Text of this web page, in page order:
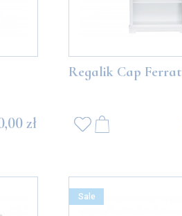
zł
Regalik Cap Ferrat
Sale